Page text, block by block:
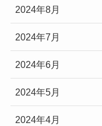
2024年8月
2024年7月
2024年6月
2024年5月
2024年4月